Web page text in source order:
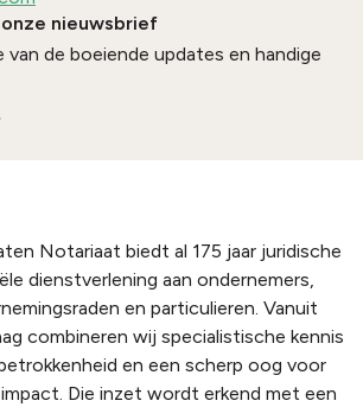
nieuwsbrief
de boeiende updates en handige
Notariaat biedt al 175 jaar juridische
dienstverlening aan ondernemers,
en particulieren. Vanuit
combineren wij specialistische kennis
en een scherp oog voor
Die inzet wordt erkend met een